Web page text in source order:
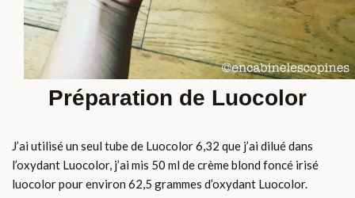
Préparation de Luocolor
J’ai utilisé un seul tube de Luocolor 6,32 que j’ai dilué dans
l’oxydant Luocolor, j’ai mis 50 ml de crème blond foncé irisé
luocolor pour environ 62,5 grammes d’oxydant Luocolor.